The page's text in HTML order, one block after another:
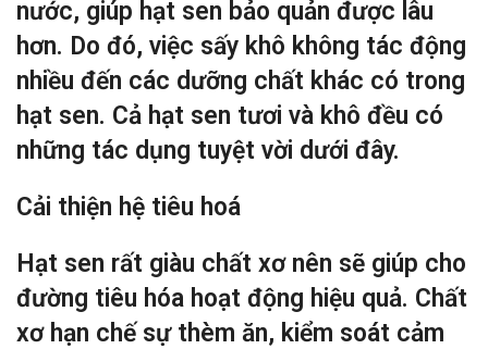
nước, giúp hạt sen bảo quản được lâu
hơn. Do đó, việc sấy khô không tác động
nhiều đến các dưỡng chất khác có trong
hạt sen. Cả hạt sen tươi và khô đều có
những tác dụng tuyệt vời dưới đây.
Cải thiện hệ tiêu hoá
Hạt sen rất giàu chất xơ nên sẽ giúp cho
đường tiêu hóa hoạt động hiệu quả. Chất
xơ hạn chế sự thèm ăn, kiểm soát cảm